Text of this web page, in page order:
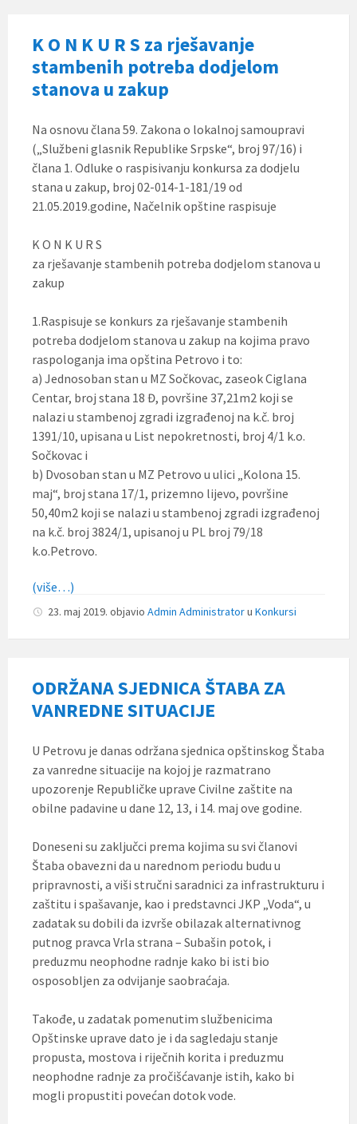
K O N K U R S za rješavanje
stambenih potreba dodjelom
stanova u zakup
Na osnovu člana 59. Zakona o lokalnoj samoupravi
(„Službeni glasnik Republike Srpske“, broj 97/16) i
člana 1. Odluke o raspisivanju konkursa za dodjelu
stana u zakup, broj 02-014-1-181/19 od
21.05.2019.godine, Načelnik opštine raspisuje
K O N K U R S
za rješavanje stambenih potreba dodjelom stanova u
zakup
1.Raspisuje se konkurs za rješavanje stambenih
potreba dodjelom stanova u zakup na kojima pravo
raspologanja ima opština Petrovo i to:
a) Jednosoban stan u MZ Sočkovac, zaseok Ciglana
Centar, broj stana 18 Đ, površine 37,21m2 koji se
nalazi u stambenoj zgradi izgrađenoj na k.č. broj
1391/10, upisana u List nepokretnosti, broj 4/1 k.o.
Sočkovac i
b) Dvosoban stan u MZ Petrovo u ulici „Kolona 15.
maj“, broj stana 17/1, prizemno lijevo, površine
50,40m2 koji se nalazi u stambenoj zgradi izgrađenoj
na k.č. broj 3824/1, upisanoj u PL broj 79/18
k.o.Petrovo.
(više…)
23. maj 2019. objavio Admin Administratoru Konkursi
ODRŽANA SJEDNICA ŠTABA ZA
VANREDNE SITUACIJE
U Petrovu je danas održana sjednica opštinskog Štaba
za vanredne situacije na kojoj je razmatrano
upozorenje Republičke uprave Civilne zaštite na
obilne padavine u dane 12, 13, i 14. maj ove godine.
Doneseni su zaključci prema kojima su svi članovi
Štaba obavezni da u narednom periodu budu u
pripravnosti, a viši stručni saradnici za infrastrukturu i
zaštitu i spašavanje, kao i predstavnci JKP „Voda“, u
zadatak su dobili da izvrše obilazak alternativnog
putnog pravca Vrla strana – Subašin potok, i
preduzmu neophodne radnje kako bi isti bio
osposobljen za odvijanje saobraćaja.
Takođe, u zadatak pomenutim službenicima
Opštinske uprave dato je i da sagledaju stanje
propusta, mostova i riječnih korita i preduzmu
neophodne radnje za pročišćavanje istih, kako bi
mogli propustiti povećan dotok vode.